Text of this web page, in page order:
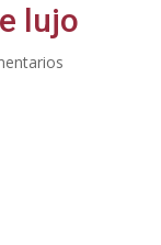
lujo